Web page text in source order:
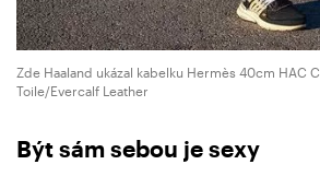
Zde Haaland ukázal kabelku Hermès 40cm HAC
Toile/Evercalf Leather
Být sám sebou je sexy